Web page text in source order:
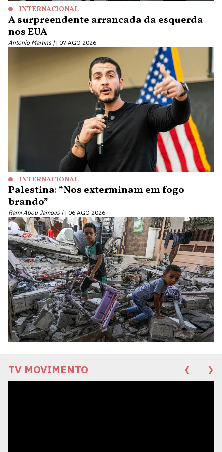
INTERNACIONAL
A surpreendente arrancada da esquerda
nos EUA
Antonio Martins | 07 AGO 2026
INTERNACIONAL
Palestina: “Nos exterminam em fogo
brando”
Rami Abou Jamous | 06 AGO 2026
TV MOVIMENTO ❮ ❯